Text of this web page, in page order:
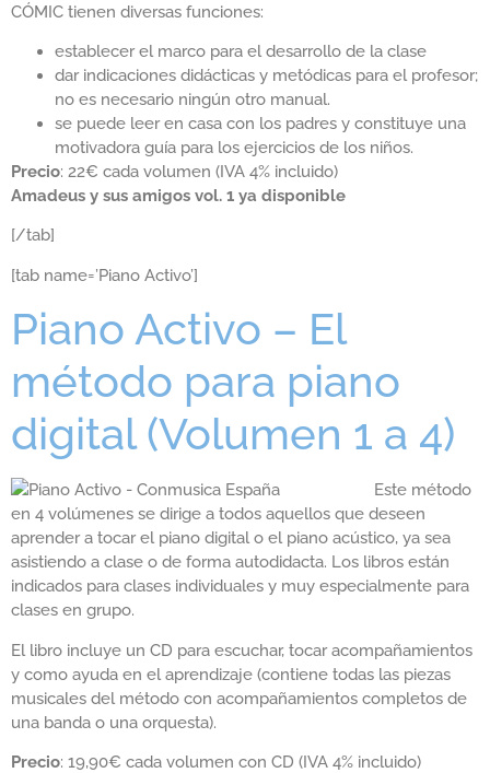
CÓMIC tienen diversas funciones:
establecer el marco para el desarrollo de la clase
dar indicaciones didácticas y metódicas para el profesor;
no es necesario ningún otro manual.
se puede leer en casa con los padres y constituye una
motivadora guía para los ejercicios de los niños.
Precio: 22€ cada volumen (IVA 4% incluido)
Amadeus y sus amigos vol. 1 ya disponible
[/tab]
[tab name=’Piano Activo’]
Piano Activo – El
método para piano
digital (Volumen 1 a 4)
Este método
en 4 volúmenes se dirige a todos aquellos que deseen
aprender a tocar el piano digital o el piano acústico, ya sea
asistiendo a clase o de forma autodidacta. Los libros están
indicados para clases individuales y muy especialmente para
clases en grupo.
El libro incluye un CD para escuchar, tocar acompañamientos
y como ayuda en el aprendizaje (contiene todas las piezas
musicales del método con acompañamientos completos de
una banda o una orquesta).
Precio: 19,90€ cada volumen con CD (IVA 4% incluido)